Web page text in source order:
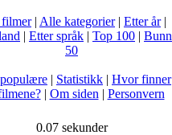
| Alle kategorier| Etter år|
| Etter språk | Top 100 | Bunn
50
| Statistikk | Hvor finner
| Om siden | Personvern
0.07 sekunder